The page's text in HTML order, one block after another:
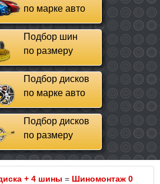
по марке авто
Подбор шин
по размеру
Подбор дисков
по марке авто
Подбор дисков
по размеру
+ 4 шины = Шиномонтаж 0